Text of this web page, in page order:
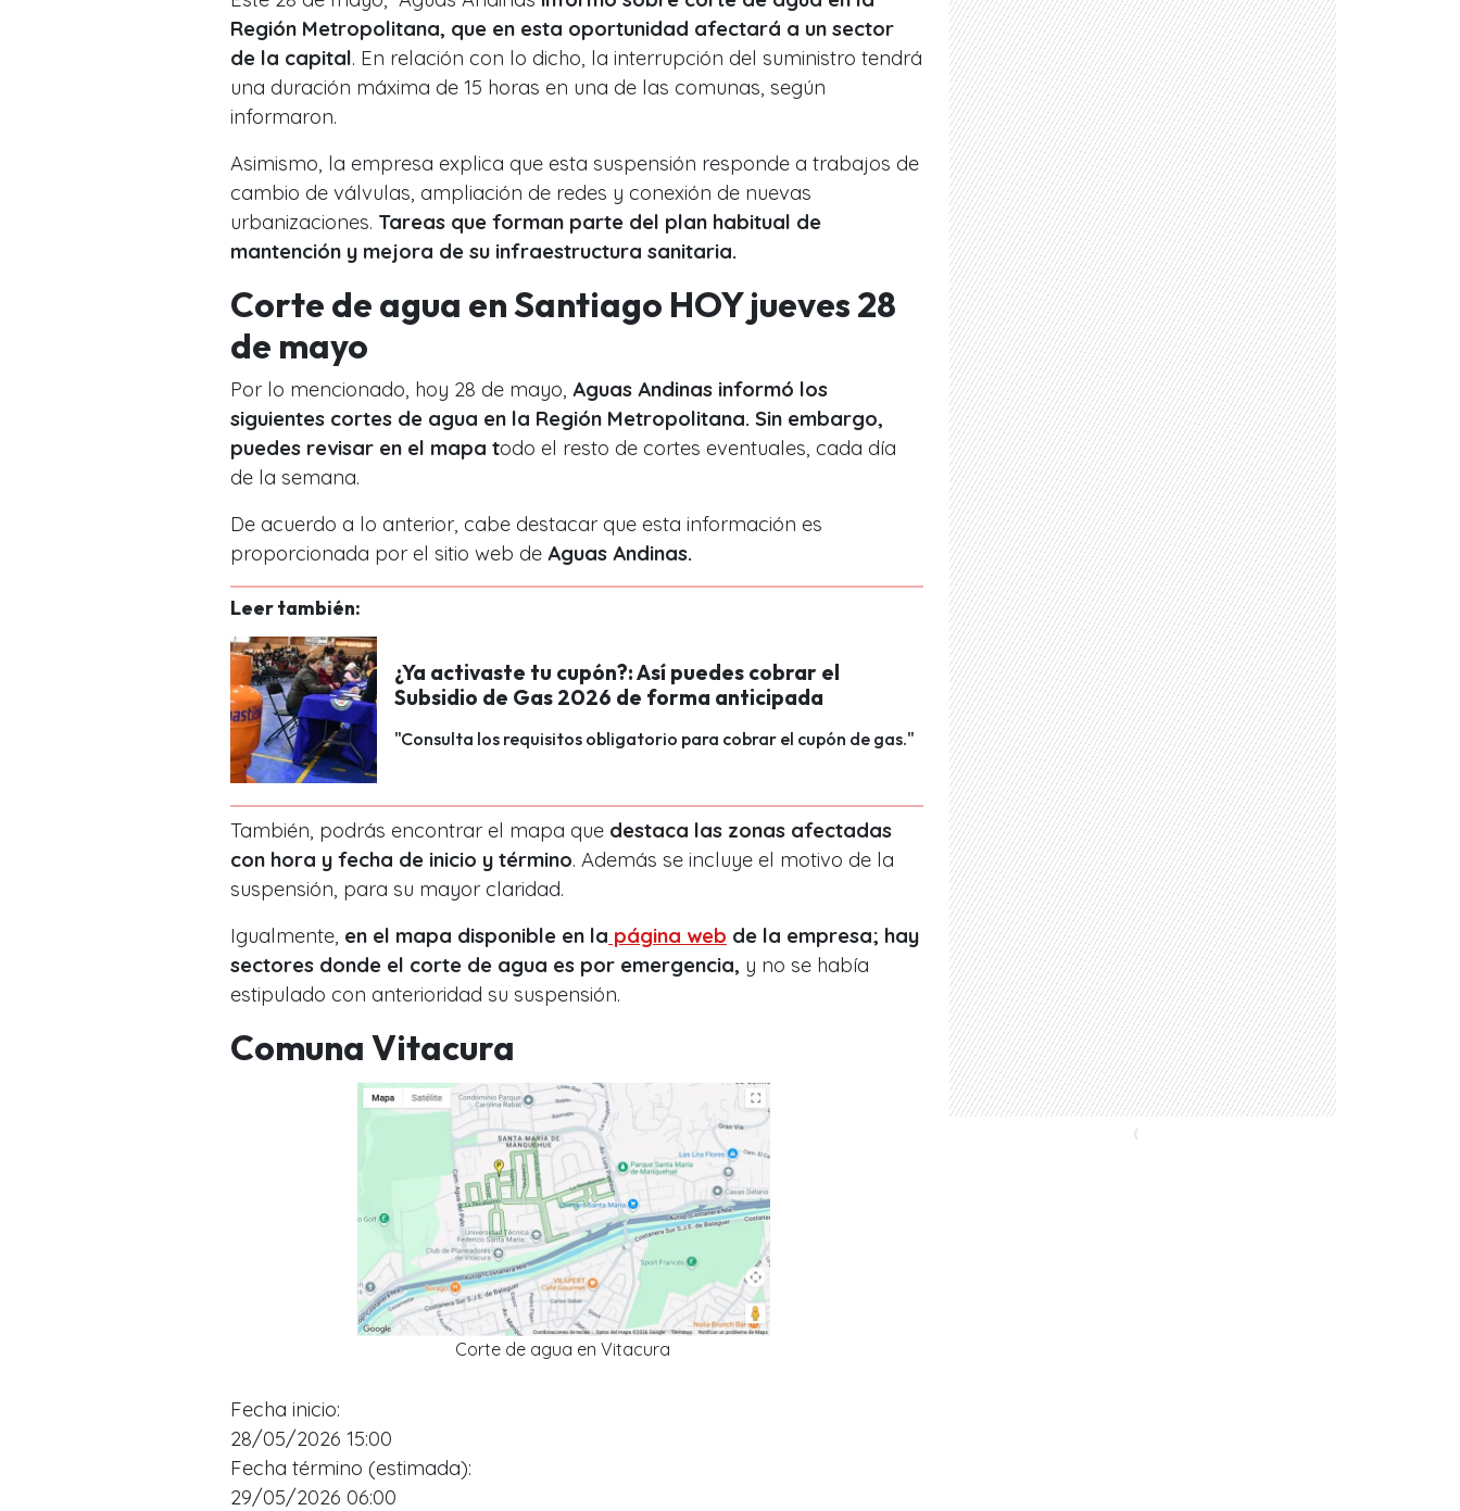
Región Metropolitana, que en esta oportunidad afectará a un sector
de la capital. En relación con lo dicho, la interrupción del suministro tendrá
una duración máxima de 15 horas en una de las comunas, según
informaron.
Asimismo, la empresa explica que esta suspensión responde a trabajos de
cambio de válvulas, ampliación de redes y conexión de nuevas
urbanizaciones. Tareas que forman parte del plan habitual de
mantención y mejora de su infraestructura sanitaria.
Corte de agua en Santiago HOY jueves 28
de mayo
Por lo mencionado, hoy 28 de mayo, Aguas Andinas informó los
siguientes cortes de agua en la Región Metropolitana. Sin embargo,
puedes revisar en el mapa todo el resto de cortes eventuales, cada día
de la semana.
De acuerdo a lo anterior, cabe destacar que esta información es
proporcionada por el sitio web de Aguas Andinas.
Leer también:
¿Ya activaste tu cupón?: Así puedes cobrar el
Subsidio de Gas 2026 de forma anticipada
"Consulta los requisitos obligatorio para cobrar el cupón de gas."
También, podrás encontrar el mapa que destaca las zonas afectadas
con hora y fecha de inicio y término. Además se incluye el motivo de la
suspensión, para su mayor claridad.
Igualmente, en el mapa disponible en la página web de la empresa; hay
sectores donde el corte de agua es por emergencia, y no se había
estipulado con anterioridad su suspensión.
Comuna Vitacura
Corte de agua en Vitacura
Fecha inicio:
28/05/2026 15:00
Fecha término (estimada):
29/05/2026 06:00